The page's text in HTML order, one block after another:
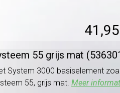
41,95
55 grijs mat
System 3000 basiselement
55, grijs mat. Meer